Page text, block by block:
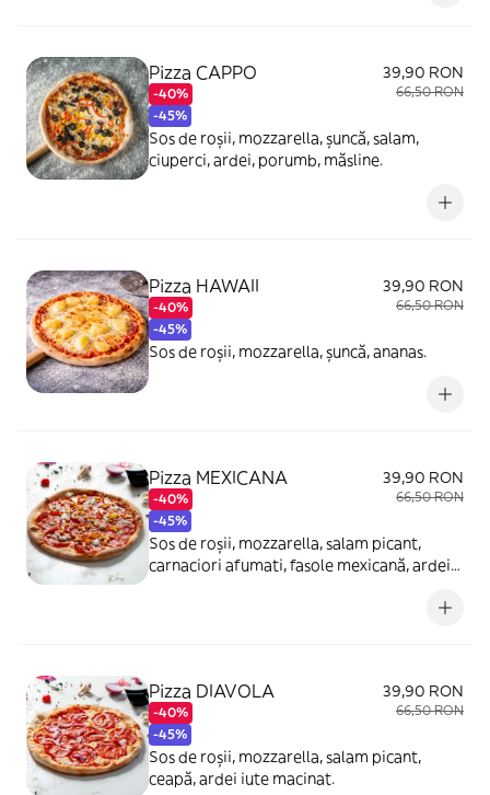
Pizza CAPPO
-40%
-45%
39,90 RON
66,50 RON
Sos de roșii, mozzarella, șuncă, salam,
ciuperci, ardei, porumb, măsline.
Pizza HAWAII
-40%
-45%
39,90 RON
66,50 RON
Sos de roșii, mozzarella, șuncă, ananas.
Pizza MEXICANA
-40%
-45%
39,90 RON
66,50 RON
Sos de roșii, mozzarella, salam picant,
carnaciori afumati, fasole mexicană, ardei
Pizza DIAVOLA
-40%
-45%
39,90 RON
66,50 RON
Sos de roșii, mozzarella, salam picant,
ceapă, ardei iute macinat.